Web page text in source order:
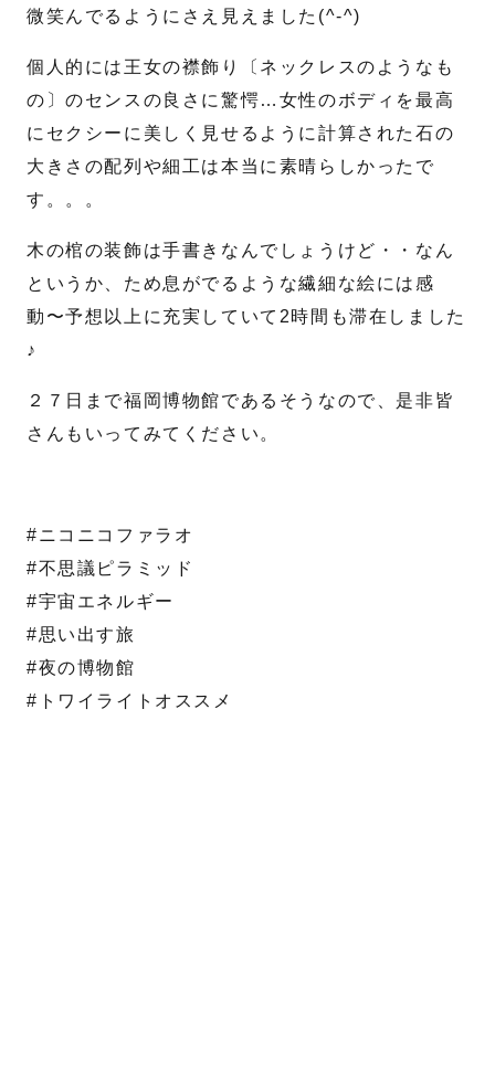
微笑んでるようにさえ見えました(^-^)
個人的には王女の襟飾り〔ネックレスのようなも
の〕のセンスの良さに驚愕…女性のボディを最高
にセクシーに美しく見せるように計算された石の
大きさの配列や細工は本当に素晴らしかったで
す。。。
木の棺の装飾は手書きなんでしょうけど・・なん
というか、ため息がでるような繊細な絵には感
動〜予想以上に充実していて2時間も滞在しました
♪
２７日まで福岡博物館であるそうなので、是非皆
さんもいってみてください。
#ニコニコファラオ
#不思議ピラミッド
#宇宙エネルギー
#思い出す旅
#夜の博物館
#トワイライトオススメ